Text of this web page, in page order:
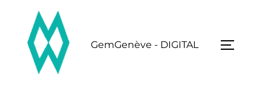
content
GemGenève - DIGITAL